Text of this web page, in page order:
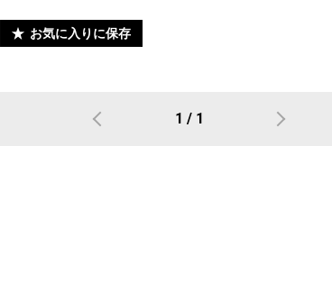
お気に入りに保存
1 / 1